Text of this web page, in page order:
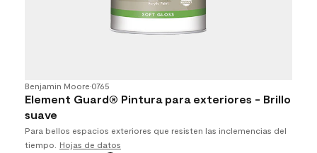
Benjamin Moore•0765
Element Guard® Pintura para exteriores - Brillo
suave
Para bellos espacios exteriores que resisten las inclemencias del
tiempo.
Hojas de datos